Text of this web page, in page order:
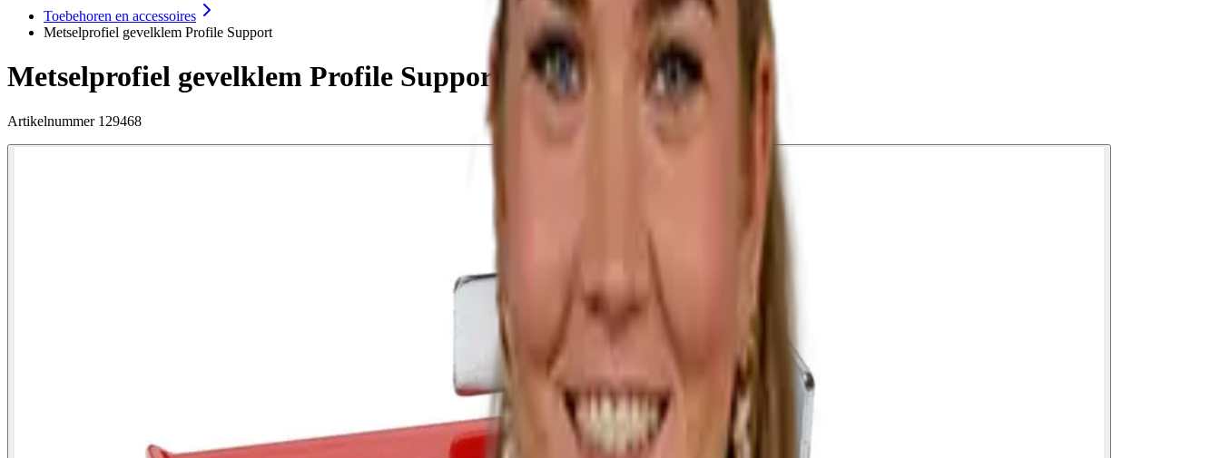
Toebehoren en accessoires
Metselprofiel gevelklem Profile Support
Metselprofiel gevelklem Profile Support
Artikelnummer 129468